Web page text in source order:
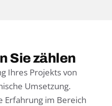
Sie zählen
Ihres Projekts von
Umsetzung.
Erfahrung im Bereich